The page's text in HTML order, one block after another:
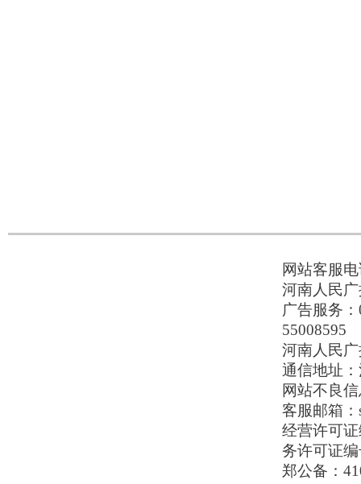
网站客服
河南人民
广告服务
55008595
河南人民
通信地址：
网站不良
客服邮箱：
经营许可
务许可证
郑公备：